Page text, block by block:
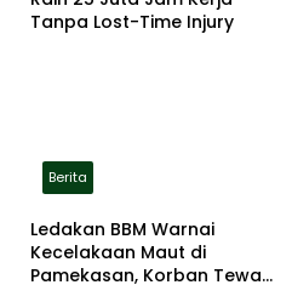
Tanpa Lost-Time Injury
Berita
Ledakan BBM Warnai
Kecelakaan Maut di
Pamekasan, Korban Tewas